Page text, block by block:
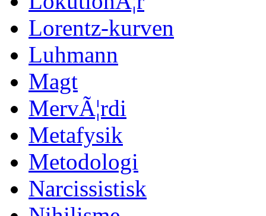
Lorentz-kurven
Luhmann
Magt
MervÃ¦rdi
Metafysik
Metodologi
Narcissistisk